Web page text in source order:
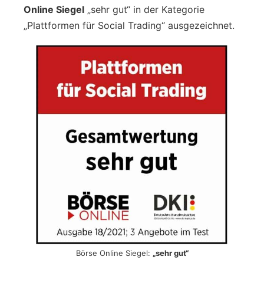
Online Siegel „sehr gut“ in der Kategorie
„Plattformen für Social Trading“ ausgezeichnet.
Börse Online Siegel: „sehr gut“